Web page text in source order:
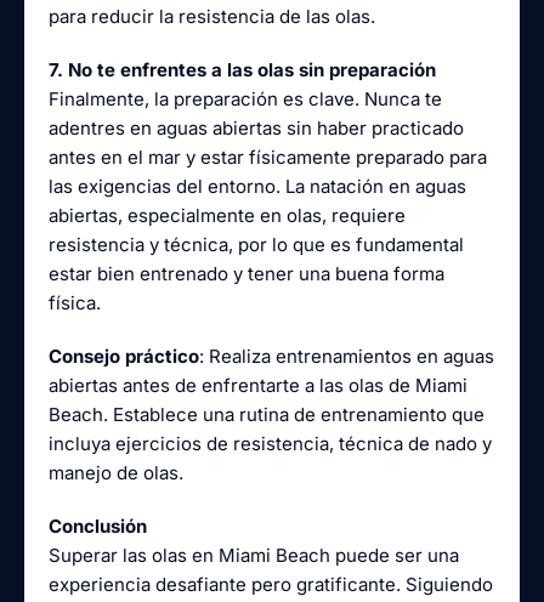
para reducir la resistencia de las olas.
7. No te enfrentes a las olas sin preparación
Finalmente, la preparación es clave. Nunca te
adentres en aguas abiertas sin haber practicado
antes en el mar y estar físicamente preparado para
las exigencias del entorno. La natación en aguas
abiertas, especialmente en olas, requiere
resistencia y técnica, por lo que es fundamental
estar bien entrenado y tener una buena forma
física.
Consejo práctico: Realiza entrenamientos en aguas
abiertas antes de enfrentarte a las olas de Miami
Beach. Establece una rutina de entrenamiento que
incluya ejercicios de resistencia, técnica de nado y
manejo de olas.
Conclusión
Superar las olas en Miami Beach puede ser una
experiencia desafiante pero gratificante. Siguiendo